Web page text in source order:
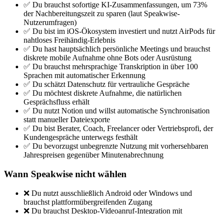
✅ Du brauchst sofortige KI-Zusammenfassungen, um 73%
der Nachbereitungszeit zu sparen (laut Speakwise-
Nutzerumfragen)
✅ Du bist im iOS-Ökosystem investiert und nutzt AirPods für
nahtloses Freihändig-Erlebnis
✅ Du hast hauptsächlich persönliche Meetings und brauchst
diskrete mobile Aufnahme ohne Bots oder Ausrüstung
✅ Du brauchst mehrsprachige Transkription in über 100
Sprachen mit automatischer Erkennung
✅ Du schätzt Datenschutz für vertrauliche Gespräche
✅ Du möchtest diskrete Aufnahme, die natürlichen
Gesprächsfluss erhält
✅ Du nutzt Notion und willst automatische Synchronisation
statt manueller Dateiexporte
✅ Du bist Berater, Coach, Freelancer oder Vertriebsprofi, der
Kundengespräche unterwegs festhält
✅ Du bevorzugst unbegrenzte Nutzung mit vorhersehbaren
Jahrespreisen gegenüber Minutenabrechnung
Wann Speakwise nicht wählen
❌ Du nutzt ausschließlich Android oder Windows und
brauchst plattformübergreifenden Zugang
❌ Du brauchst Desktop-Videoanruf-Integration mit